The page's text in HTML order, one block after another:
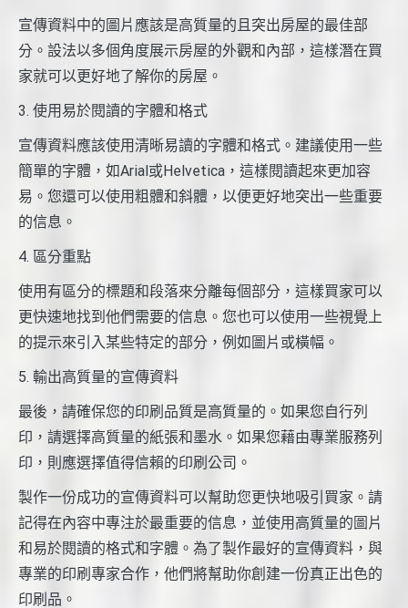
宣傳資料中的圖片應該是高質量的且突出房屋的最佳部
分。設法以多個角度展示房屋的外觀和內部，這樣潛在買
家就可以更好地了解你的房屋。
3. 使用易於閱讀的字體和格式
宣傳資料應該使用清晰易讀的字體和格式。建議使用一些
簡單的字體，如Arial或Helvetica，這樣閱讀起來更加容
易。您還可以使用粗體和斜體，以便更好地突出一些重要
的信息。
4. 區分重點
使用有區分的標題和段落來分離每個部分，這樣買家可以
更快速地找到他們需要的信息。您也可以使用一些視覺上
的提示來引入某些特定的部分，例如圖片或橫幅。
5. 輸出高質量的宣傳資料
最後，請確保您的印刷品質是高質量的。如果您自行列
印，請選擇高質量的紙張和墨水。如果您藉由專業服務列
印，則應選擇值得信賴的印刷公司。
製作一份成功的宣傳資料可以幫助您更快地吸引買家。請
記得在內容中專注於最重要的信息，並使用高質量的圖片
和易於閱讀的格式和字體。為了製作最好的宣傳資料，與
專業的印刷專家合作，他們將幫助你創建一份真正出色的
印刷品。